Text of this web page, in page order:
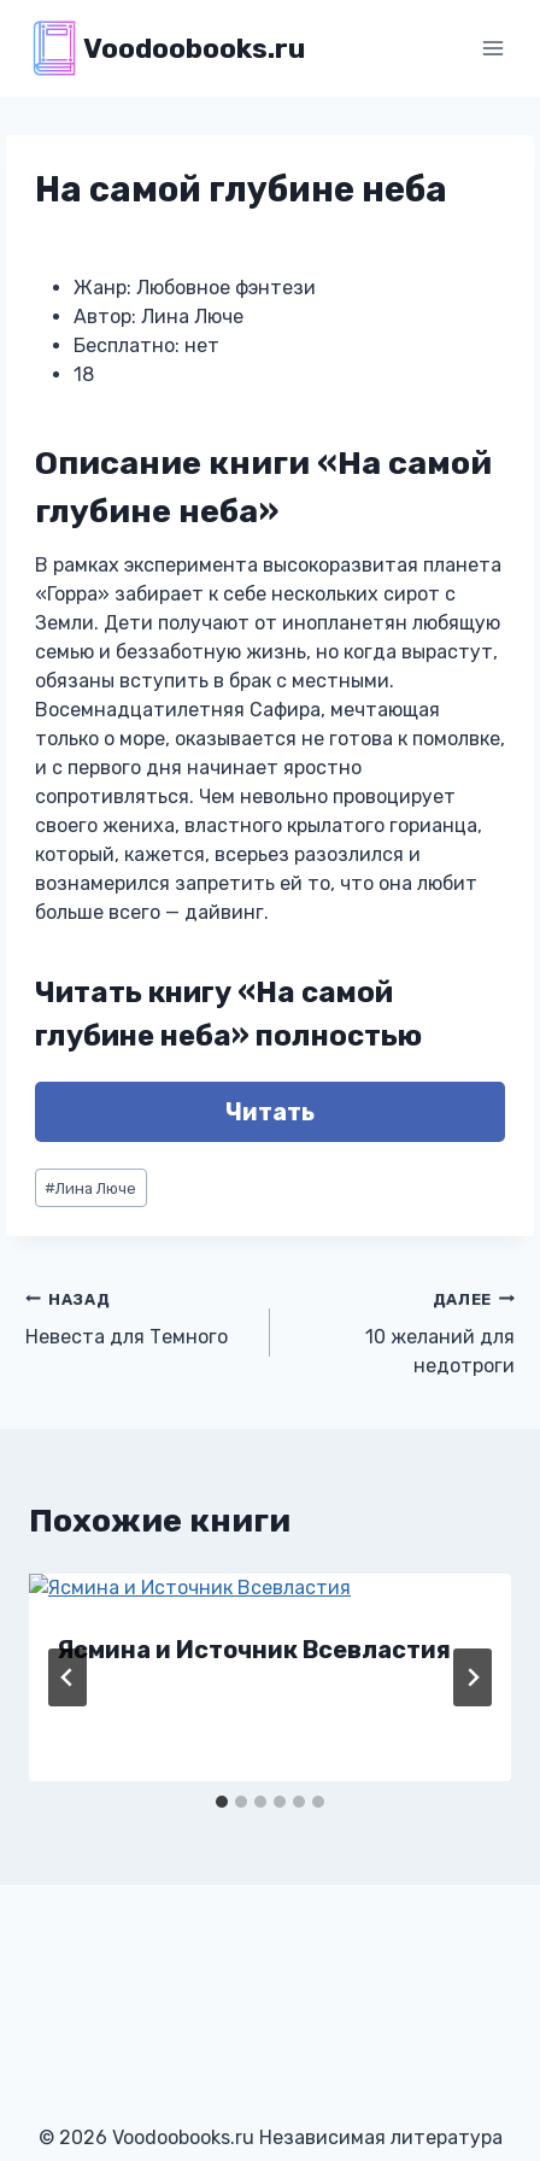
содержимому
Voodoobooks.ru
На самой глубине неба
Жанр: Любовное фэнтези
Автор: Лина Люче
Бесплатно: нет
18
Описание книги «На самой
глубине неба»
В рамках эксперимента высокоразвитая планета
«Горра» забирает к себе нескольких сирот с
Земли. Дети получают от инопланетян любящую
семью и беззаботную жизнь, но когда вырастут,
обязаны вступить в брак с местными.
Восемнадцатилетняя Сафира, мечтающая
только о море, оказывается не готова к помолвке,
и с первого дня начинает яростно
сопротивляться. Чем невольно провоцирует
своего жениха, властного крылатого горианца,
который, кажется, всерьез разозлился и
вознамерился запретить ей то, что она любит
больше всего — дайвинг.
Читать книгу «На самой
глубине неба» полностью
Читать
Метки
записи:
#Лина Люче
Навигация
по
НАЗАД
Невеста для Темного
ДАЛЕЕ
10 желаний для
недотроги
Похожие книги
Ясмина и Источник Всевластия
© 2026 Voodoobooks.ru Независимая литература